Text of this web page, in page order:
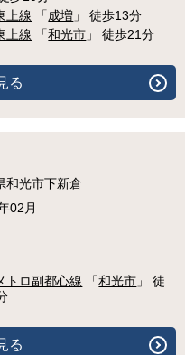
上線 「成増 」 徒歩13分
上線 「和光市 」 徒歩21分
る
和光市下新倉
02月
トロ副都心線 「和光市 」 徒
る